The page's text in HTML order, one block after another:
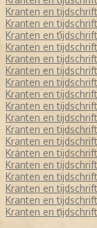
Kranten en
Kranten en
Kranten en
Kranten en
Kranten en
Kranten en
Kranten en
Kranten en
Kranten en
Kranten en
Kranten en
Kranten en
Kranten en
Kranten en
Kranten en
Kranten en
Kranten en
Kranten en